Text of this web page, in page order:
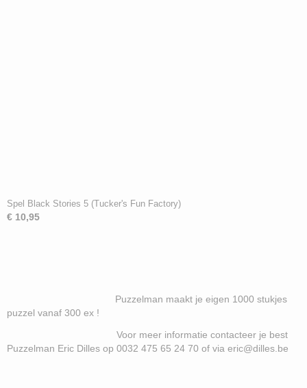
Spel Black Stories 5 (Tucker's Fun Factory)
€ 10,95
Puzzelman maakt je eigen 1000 stukjes
puzzel vanaf 300 ex !
Voor meer informatie contacteer je best
Puzzelman Eric Dilles op 0032 475 65 24 70 of via eric@dilles.be